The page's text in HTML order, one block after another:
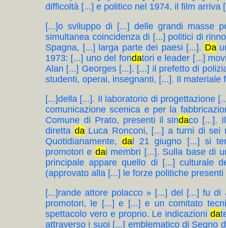
difficoltà [...] e politico nel 1974, il film arriva
[...]o sviluppo di [...] delle grandi masse
simultanea coincidenza di [...] politici di
Spagna, [...] larga parte dei paesi [...]. Da
1973: [...] uno del fondatori e leader [...]
Alan [...] Georges [...]. [...] il prefetto di
studenti, operai, insegnanti, [...]. Il materiale
[...]della [...]. Il laboratorio di progettazione
comunicazione scenica e per la
Comune di Prato, presenti il sindaco [...].
diretta daLuca Ronconi, [...] a turni di sei
Quotidianamente,da l 21 giugno [...] si
promotori e dai membri [...]. Sulla base di
principale appare quello di [...] culturale
(approvato alla [...] le forze politiche presenti
[...]rande attore polacco » [...] del [...] fu
promotori, le [...] e [...] e un comitato
spettacolo vero e proprio. Le indicazionida
attraverso i suoi [...] emblematico di Segno